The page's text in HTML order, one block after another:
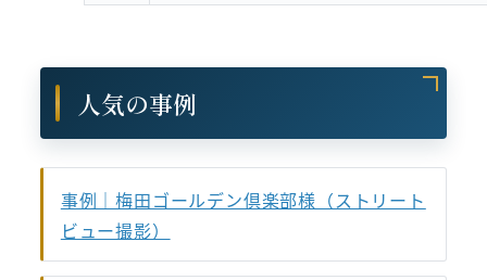
人気の事例
事例｜梅田ゴールデン倶楽部様（ストリート
ビュー撮影）